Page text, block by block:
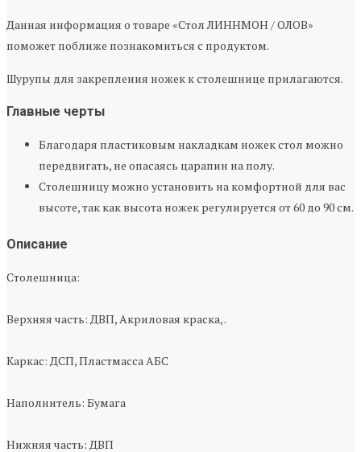
Данная информация о товаре «Стол ЛИННМОН / ОЛОВ»
поможет поближе познакомиться с продуктом.
Шурупы для закрепления ножек к столешнице прилагаются.
Главные черты
Благодаря пластиковым накладкам ножек стол можно
передвигать, не опасаясь царапин на полу.
Столешницу можно установить на комфортной для вас
высоте, так как высота ножек регулируется от 60 до 90 см.
Описание
Столешница:
Верхняя часть: ДВП, Акриловая краска, .
Каркас: ДСП, Пластмасса АБС
Наполнитель: Бумага
Нижняя часть: ДВП